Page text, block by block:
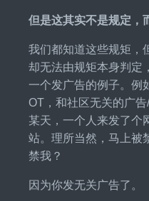
但是这其实不是规定，
我们都知道这些规矩，
却无法由规矩本身判定
一个发广告的例子。例
OT，和社区无关的广
某天，一个人来发了个
站。理所当然，马上被
禁我？
因为你发无关广告了。